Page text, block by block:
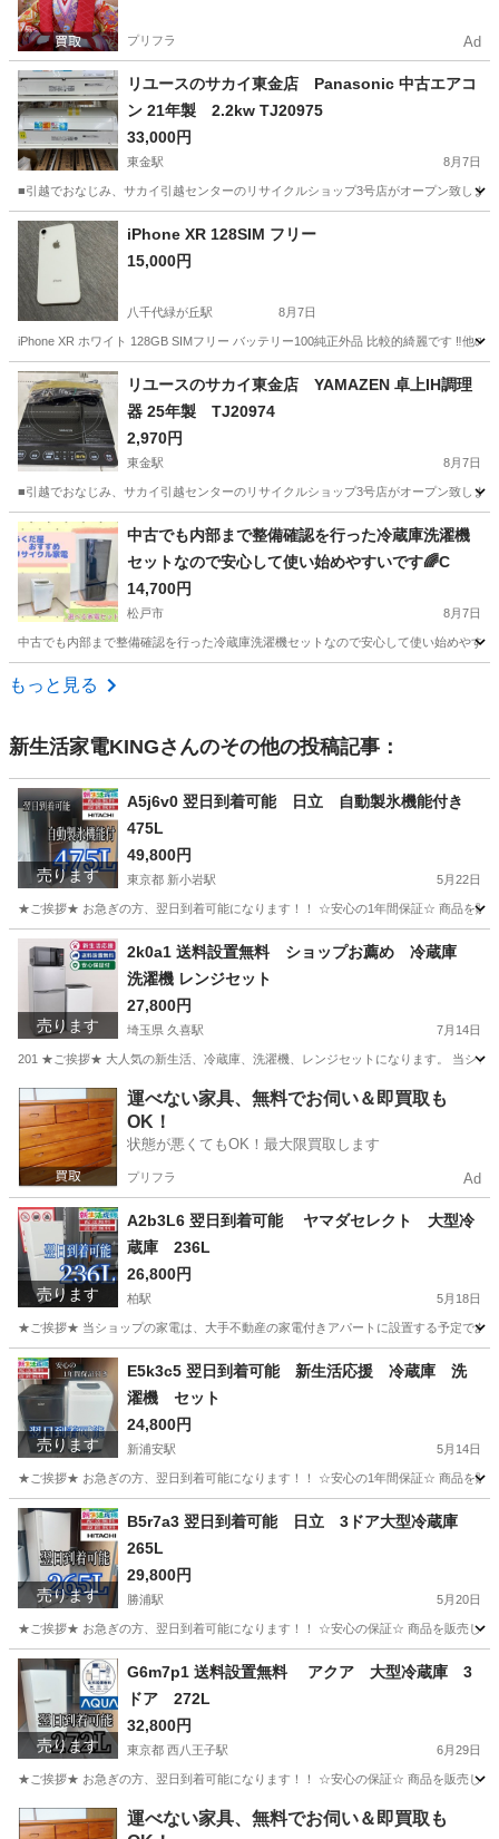
プリフラ Ad
リユースのサカイ東金店 Panasonic 中古エアコ
ン 21年製 2.2kw TJ20975
33,000円
東金駅 8月7日
■引越でおなじみ、サカイ引越センターのリサイクルショップ3号店がオープン致し
千葉 東金市 季節、空調家電
iPhone XR 128SIM フリー
15,000円
八千代緑が丘駅 8月7日
iPhone XR ホワイト 128GB SIMフリー バッテリー100純正外品 比較的綺麗です ‼️他
千葉 八千代市 八千代緑が丘駅 電話、ＦＡＸ iPhone XR
リユースのサカイ東金店 YAMAZEN 卓上IH調理
器 25年製 TJ20974
2,970円
東金駅 8月7日
■引越でおなじみ、サカイ引越センターのリサイクルショップ3号店がオープン致し
千葉 東金市 東金駅 キッチン家電 リユース
中古でも内部まで整備確認を行った冷蔵庫洗濯機
セットなので安心して使い始めやすいです🌈C
14,700円
松戸市 8月7日
中古でも内部まで整備確認を行った冷蔵庫洗濯機セットなので安心して使い始めやす
千葉 松戸市
もっと見る
新生活家電KINGさんのその他の投稿記事：
売ります
A5j6v0 翌日到着可能 日立 自動製氷機能付き
475L
49,800円
東京都 新小岩駅 5月22日
★ご挨拶★ お急ぎの方、翌日到着可能になります！！ ☆安心の1年間保証☆ 商品を販
東京 江戸川区 新小岩駅 生活家電 ショップ
売ります
2k0a1 送料設置無料 ショップお薦め 冷蔵庫
洗濯機 レンジセット
27,800円
埼玉県 久喜駅 7月14日
201 ★ご挨拶★ 大人気の新生活、冷蔵庫、洗濯機、レンジセットになります。 当ショ
埼玉 久喜市 久喜駅 生活家電 レンジ
運べない家具、無料でお伺い＆即買取も
OK！
状態が悪くてもOK！最大限買取します
プリフラ Ad
売ります
A2b3L6 翌日到着可能 ヤマダセレクト 大型冷
蔵庫 236L
26,800円
柏駅 5月18日
★ご挨拶★ 当ショップの家電は、大手不動産の家電付きアパートに設置する予定で
千葉 柏市 生活家電 ヤマダ
売ります
E5k3c5 翌日到着可能 新生活応援 冷蔵庫 洗
濯機 セット
24,800円
新浦安駅 5月14日
★ご挨拶★ お急ぎの方、翌日到着可能になります！！ ☆安心の1年間保証☆ 商品を販
千葉 浦安市 新浦安駅 生活家電 ショップ
売ります
B5r7a3 翌日到着可能 日立 3ドア大型冷蔵庫
265L
29,800円
勝浦駅 5月20日
★ご挨拶★ お急ぎの方、翌日到着可能になります！！ ☆安心の保証☆ 商品を販売して
千葉 勝浦市 生活家電 ショップ
売ります
G6m7p1 送料設置無料 アクア 大型冷蔵庫 3
ドア 272L
32,800円
東京都 西八王子駅 6月29日
★ご挨拶★ お急ぎの方、翌日到着可能になります！！ ☆安心の保証☆ 商品を販売して
東京 八王子市 西八王子駅 生活家電 ショップ
運べない家具、無料でお伺い＆即買取も